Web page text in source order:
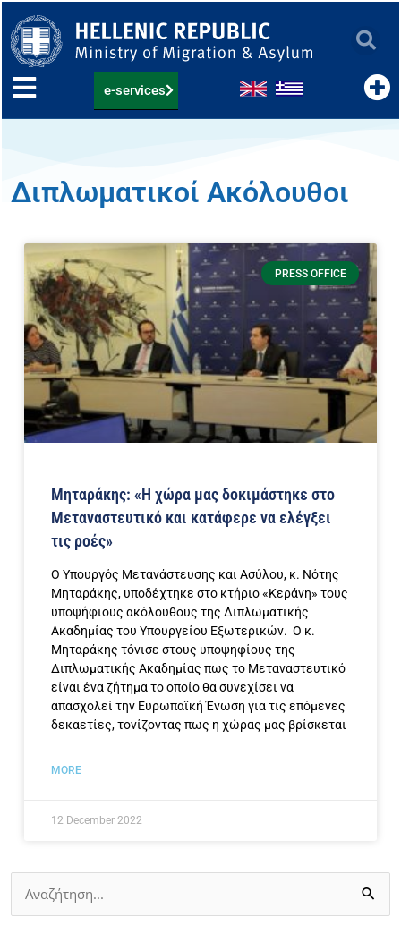
to
content
e-services
Διπλωματικοί Ακόλουθοι
PRESS OFFICE
Μηταράκης: «Η χώρα μας δοκιμάστηκε στο
Μεταναστευτικό και κατάφερε να ελέγξει
τις ροές»
Ο Υπουργός Μετανάστευσης και Ασύλου, κ. Νότης
Μηταράκης, υποδέχτηκε στο κτήριο «Κεράνη» τους
υποψήφιους ακόλουθους της Διπλωματικής
Ακαδημίας του Υπουργείου Εξωτερικών. Ο κ.
Μηταράκης τόνισε στους υποψηφίους της
Διπλωματικής Ακαδημίας πως το Μεταναστευτικό
είναι ένα ζήτημα το οποίο θα συνεχίσει να
απασχολεί την Ευρωπαϊκή Ένωση για τις επόμενες
δεκαετίες, τονίζοντας πως η χώρας μας βρίσκεται
MORE
12 December 2022
Search
for: